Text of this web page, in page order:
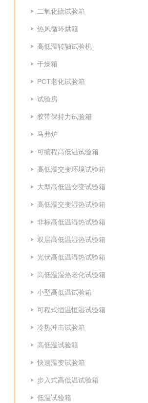
二氧化硫试验箱
热风循环烘箱
高低温转轴试验机
干燥箱
PCT老化试验箱
试验房
胶带保持力试验箱
马弗炉
可编程高低温试验箱
高低温交变环境试验箱
大型高低温交变试验箱
高低温交变湿热试验箱
非标高低温湿热试验箱
双层高低温湿热试验箱
光伏高低温湿热试验箱
高低温湿热老化试验箱
小型高低温试验箱
可程式恒温恒湿试验箱
冷热冲击试验箱
高低温试验箱
快速温变试验箱
步入式高低温试验箱
低温试验箱